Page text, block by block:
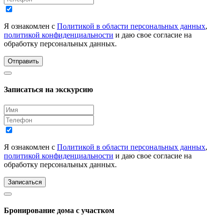
Я ознакомлен с Политикой в области персональных данных,
политикой конфиденциальности и даю свое согласие на
обработку персональных данных.
Отправить
Записаться на экскурсию
Я ознакомлен с Политикой в области персональных данных,
политикой конфиденциальности и даю свое согласие на
обработку персональных данных.
Записаться
Бронирование дома с участком